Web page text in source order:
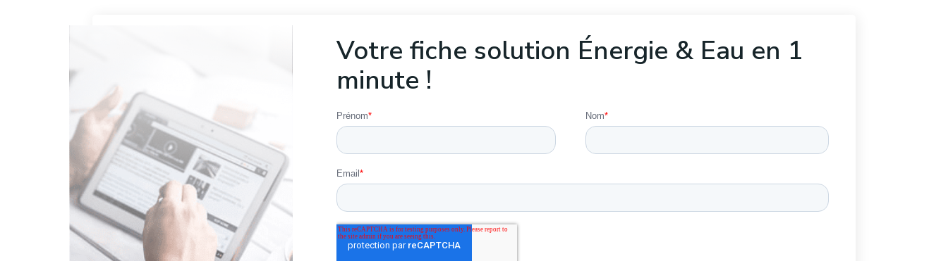
Votre fiche solution Énergie & Eau en 1
minute !